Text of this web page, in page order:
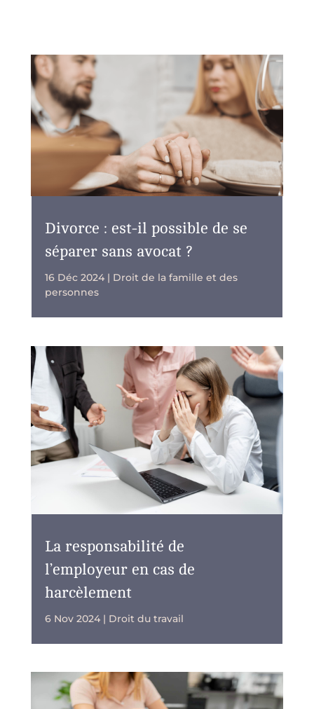
Divorce : est-il possible de se
séparer sans avocat ?
16 Déc 2024| Droit de la famille et des
personnes
La responsabilité de
l’employeur en cas de
harcèlement
6 Nov 2024| Droit du travail